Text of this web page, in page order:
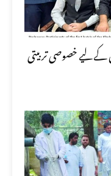
کے لیے خصوصی تربیتی